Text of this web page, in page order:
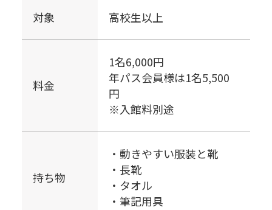
対象 高校生以上
料金
1名6,000円
年パス会員様は1名5,500
円
※入館料別途
持ち物
・動きやすい服装と靴
・長靴
・タオル
・筆記用具